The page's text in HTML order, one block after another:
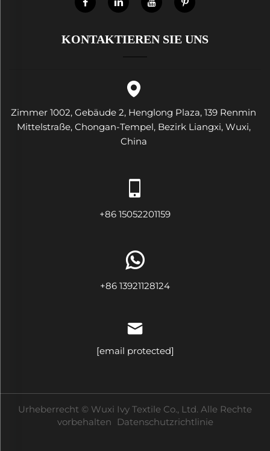
KONTAKTIEREN SIE UNS
Zimmer 1002, Gebäude 2, Henglong Plaza, 139 Renmin
Mittelstraße, Chongan-Tempel, Bezirk Liangxi, Wuxi,
China
+86 15052201159
+86 13921128124
[email protected]
Urheberrecht © Wuxi Ivy Textile Co., Ltd. Alle Rechte
vorbehalten
Datenschutzrichtlinie